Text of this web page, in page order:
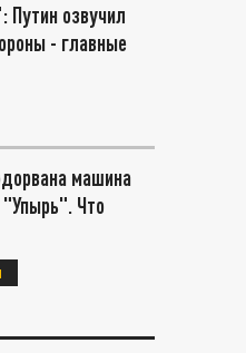
Путин озвучил
- главные
машина
"Упырь". Что